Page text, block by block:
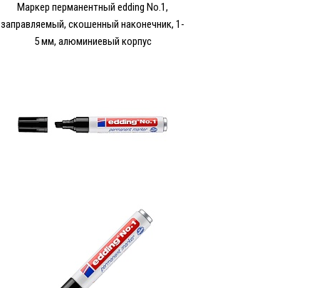
Маркер перманентный edding No.1,
заправляемый, скошенный наконечник, 1-
5 мм, алюминиевый корпус